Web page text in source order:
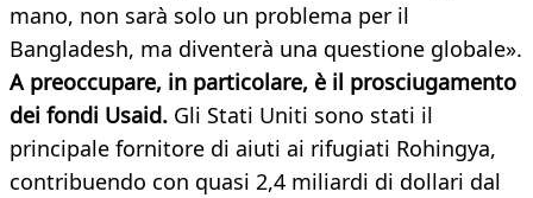
mano, non sarà solo un problema per il
Bangladesh, ma diventerà una questione globale».
A preoccupare, in particolare, è il prosciugamento
dei fondi Usaid. Gli Stati Uniti sono stati il
principale fornitore di aiuti ai rifugiati Rohingya,
contribuendo con quasi 2,4 miliardi di dollari dal